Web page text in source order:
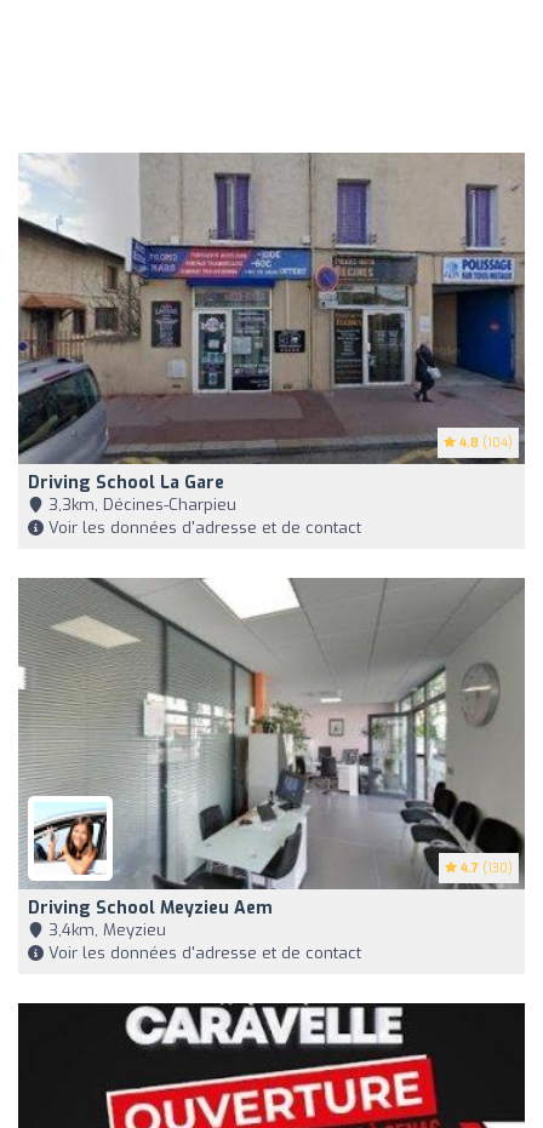
4.8 (104)
Driving School La Gare
3,3km, Décines-Charpieu
Voir les données d'adresse et de contact
4.7 (130)
Driving School Meyzieu Aem
3,4km, Meyzieu
Voir les données d'adresse et de contact